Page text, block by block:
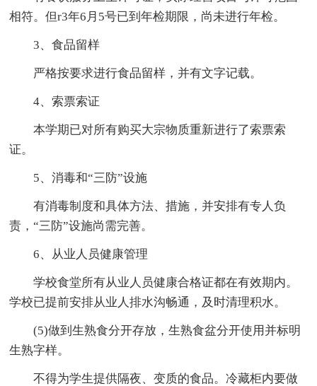
相符。但r3年6月5号已到年检期限，尚未进行年检。
3、食品留样
严格按要求进行食品留样，并有文字记载。
4、索票索证
本学期已对所有购买大宗物质重新进行了索票索
证。
5、消毒和“三防”设施
有消毒制度和具体方法、措施，并安排有专人负
责，“三防”设施尚需完善。
6、从业人员健康管理
学校食堂所有从业人员健康合格证都在有效期内。
学校已提前安排从业人排水沟畅通，及时清理积水。
(5)做到生熟食分开存放，生熟食盆分开使用并标明
生熟字样。
不得为学生提供隔夜、变质的食品。冷藏柜内要做